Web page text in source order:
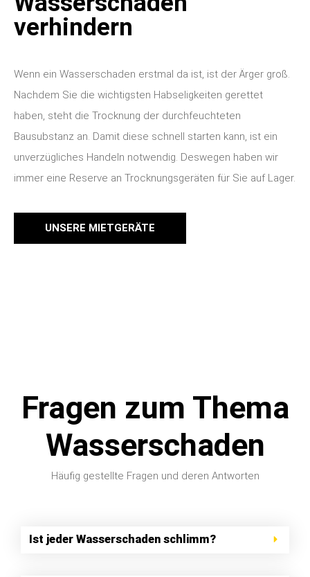
verhindern
Wenn ein Wasserschaden erstmal da ist, ist der Ärger groß.
Nachdem Sie die wichtigsten Habseligkeiten gerettet
haben, steht die Trocknung der durchfeuchteten
Bausubstanz an. Damit diese schnell starten kann, ist ein
unverzügliches Handeln notwendig. Deswegen haben wir
immer eine Reserve an Trocknungsgeräten für Sie auf Lager.
UNSERE MIETGERÄTE
Fragen zum Thema
Wasserschaden
Häufig gestellte Fragen und deren Antworten
Ist jeder Wasserschaden schlimm?